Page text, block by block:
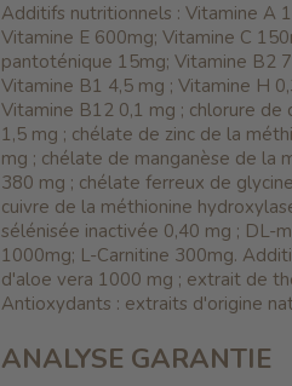
Additifs nutritionnels : Vitamine A
Vitamine E 600mg; Vitamine C
pantoténique 15mg; Vitamine B2
Vitamine B1 4,5 mg ; Vitamine H
Vitamine B12 0,1 mg ; chlorure
1,5 mg ; chélate de zinc de la
mg ; chélate de manganèse de la
380 mg ; chélate ferreux de
cuivre de la méthionine
sélénisée inactivée 0,40 mg ; DL-
1000mg; L-Carnitine 300mg.
d'aloe vera 1000 mg ; extrait de
Antioxydants : extraits d'origine
ANALYSE GARANTIE